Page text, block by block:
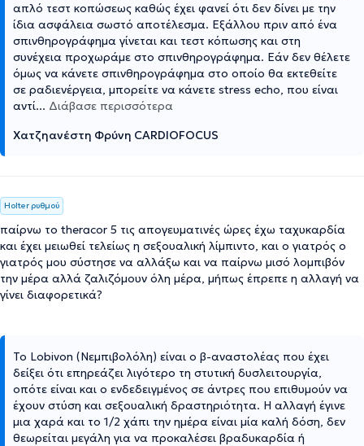
απλό τεστ κοπώσεως καθώς έχει φανεί ότι δεν δίνει με την
ίδια ασφάλεια σωστό αποτέλεσμα. Εξάλλου πριν από ένα
σπινθηρογράφημα γίνεται και τεστ κόπωσης και στη
συνέχεια προχωράμε στο σπινθηρογράφημα. Εάν δεν θέλετε
όμως να κάνετε σπινθηρογράφημα στο οποίο θα εκτεθείτε
σε ραδιενέργεια, μπορείτε να κάνετε stress echo, που είναι
αντί... Διάβασε περισσότερα
Χατζηανέστη Φρύνη CARDIOFOCUS
Holter ρυθμού
παίρνω το theracor 5 τις απογευματινές ώρες έχω ταχυκαρδία
και έχει μειωθεί τελείως η σεξουαλική λίμπιντο, και ο γιατρός ο
γιατρός μου σύστησε να αλλάξω και να παίρνω μισό λομπιβόν
την μέρα αλλά ζαλιζόμουν όλη μέρα, μήπως έπρεπε η αλλαγή να
γίνει διαφορετικά?
Το Lobivon (Νεμπιβολόλη) είναι ο β-αναστολέας που έχει
δείξει ότι επηρεάζει λιγότερο τη στυτική δυσλειτουργία,
οπότε είναι και ο ενδεδειγμένος σε άντρες που επιθυμούν να
έχουν στύση και σεξουαλική δραστηριότητα. Η αλλαγή έγινε
μια χαρά και το 1/2 χάπι την ημέρα είναι μία καλή δόση, δεν
θεωρείται μεγάλη για να προκαλέσει βραδυκαρδία ή